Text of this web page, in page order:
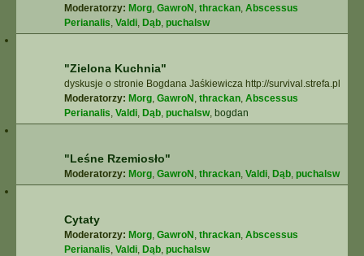
Moderatorzy: Morg, GawroN , thrackan, Abscessus
Perianalis, Valdi, Dąb, puchalsw
"Zielona Kuchnia"
dyskusje o stronie Bogdana Jaśkiewicza http://survival.strefa.pl
Moderatorzy: Morg, GawroN , thrackan, Abscessus
Perianalis, Valdi, Dąb, puchalsw, bogdan
"Leśne Rzemiosło"
Moderatorzy: Morg, GawroN , thrackan, Valdi, Dąb, puchalsw
Cytaty
Moderatorzy: Morg, GawroN , thrackan, Abscessus
Perianalis, Valdi, Dąb, puchalsw